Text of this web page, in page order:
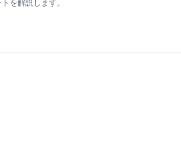
を解説します。